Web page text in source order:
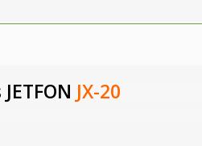
JX-20